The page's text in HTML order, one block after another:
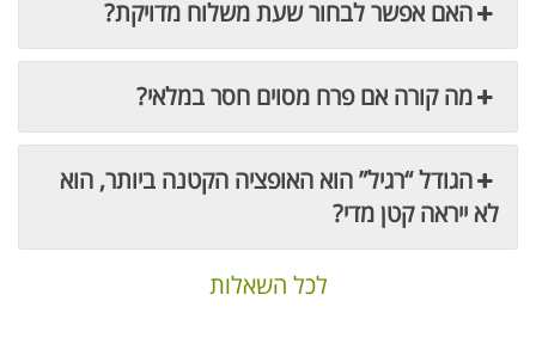
האם אפשר לבחור שעת משלוח מדויקת?
מה קורה אם פרח מסוים חסר במלאי?
הגודל “רגיל” הוא האופציה הקטנה ביותר, הוא
לא ייראה קטן מדי?
לכל השאלות